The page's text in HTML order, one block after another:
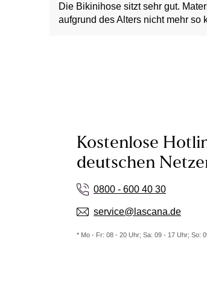
Die Bikinihose sitzt sehr gut. Material
aufgrund des Alters nicht mehr so
Kostenlose
deutschen
0800 - 600 40 30
service@lascana.de
* Mo - Fr: 08 - 20 Uhr; Sa: 09 - 17 Uhr; So: